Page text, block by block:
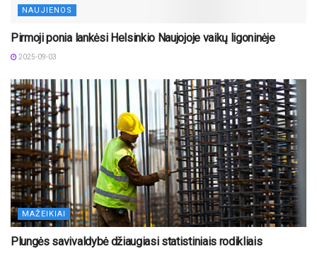
NAUJIENOS
Pirmoji ponia lankėsi Helsinkio Naujojoje vaikų ligoninėje
2025-09-03
MAŽEIKIAI
Plungės savivaldybė džiaugiasi statistiniais rodikliais